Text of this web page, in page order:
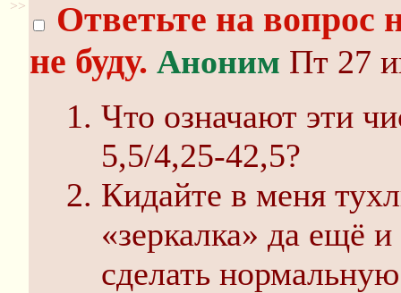
>>
Ответьте на вопрос
не буду. Аноним Пт 27
Что означают эти
5,5/4,25-42,5?
Кидайте в меня
«зеркалка» да ещё
сделать